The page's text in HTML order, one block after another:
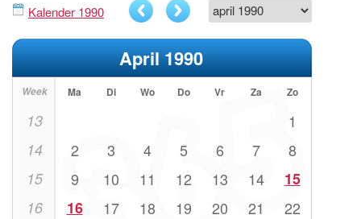
Kalender 1990
April 1990
Week Ma Di Wo Do Vr Za Zo
13 1
14 2 3 4 5 6 7 8
15 9 10 11 12 13 14 15
16 16 17 18 19 20 21 22